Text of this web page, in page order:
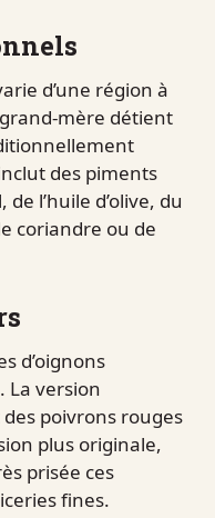
d’une région à
mère détient
des piments
l’huile d’olive, du
coriandre ou de
d’oignons
La version
poivrons rouges
plus originale,
prisée ces
fines.